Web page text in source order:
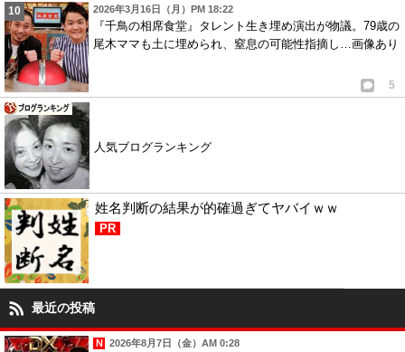
2026年3月16日（月）PM 18:22
『千鳥の相席食堂』タレント生き埋め演出が物議。79歳の
尾木ママも土に埋められ、窒息の可能性指摘し…画像あり
5
人気ブログランキング
姓名判断の結果が的確過ぎてヤバイｗｗ
PR
最近の投稿
2026年8月7日（金）AM 0:28